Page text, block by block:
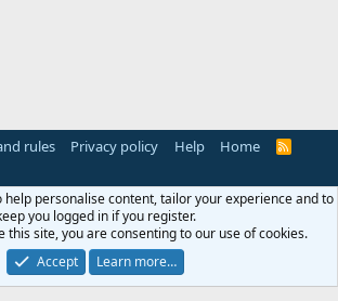
rules Privacy policy Help Home
R
help personalise content, tailor your experience and to
you logged in if you register.
this site, you are consenting to our use of cookies.
Accept
Learn more…